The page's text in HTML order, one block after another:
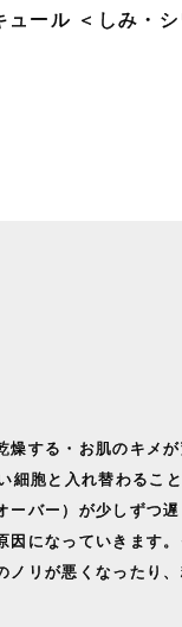
ュール ＜しみ・
燥する・お肌のキメ
細胞と入れ替わるこ
ーバー）が少しずつ
因になっていきます
ノリが悪くなったり